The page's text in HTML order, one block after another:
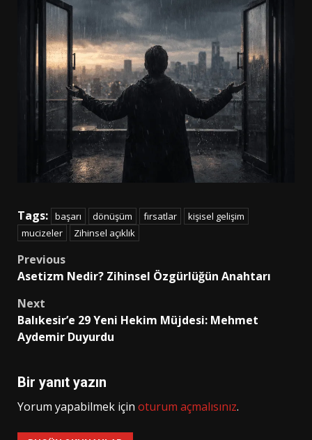
Tags: başarı dönüşüm fırsatlar
kişisel gelişim
mucizeler
Zihinsel açıklık
Post
Previous
Asetizm Nedir? Zihinsel Özgürlüğün Anahtarı
Next
Balıkesir’e 29 Yeni Hekim Müjdesi: Mehmet
Aydemir Duyurdu
Bir yanıt yazın
Yorum yapabilmek için oturum açmalısınız.